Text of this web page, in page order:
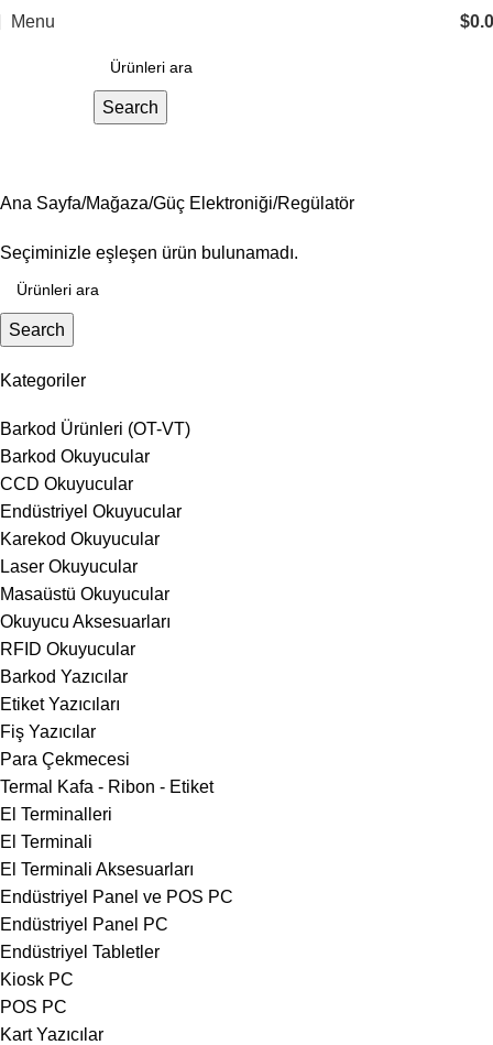
Menu $
Search
Kategoriler
Barkod Ürünleri (OT-VT)
Barkod Okuyucular
CCD Okuyucular
Endüstriyel Okuyucular
Karekod Okuyucular
Laser Okuyucular
Masaüstü Okuyucular
Okuyucu Aksesuarları
RFID Okuyucular
Barkod Yazıcılar
Etiket Yazıcıları
Fiş Yazıcılar
Para Çekmecesi
Termal Kafa - Ribon - Etiket
El Terminalleri
El Terminali
El Terminali Aksesuarları
Endüstriyel Panel ve POS PC
Endüstriyel Panel PC
Endüstriyel Tabletler
Kiosk PC
POS PC
Kart Yazıcılar
Ana Sayfa Mağaza Güç Elektroniği Regülatör
Seçiminizle eşleşen ürün bulunamadı.
Search